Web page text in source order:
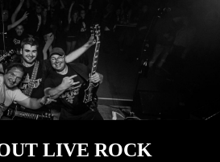
LIVE ROCK